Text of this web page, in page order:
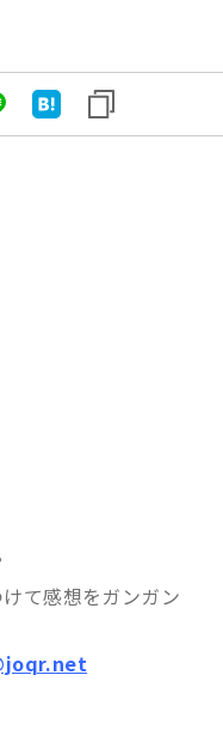
て感想をガンガン